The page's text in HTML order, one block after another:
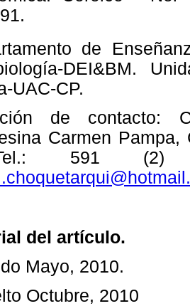
de
DEI&BM.
UAC-CP.
de contacto:
Carmen
591 (2)
del artículo.
Mayo, 2010.
Octubre, 2010